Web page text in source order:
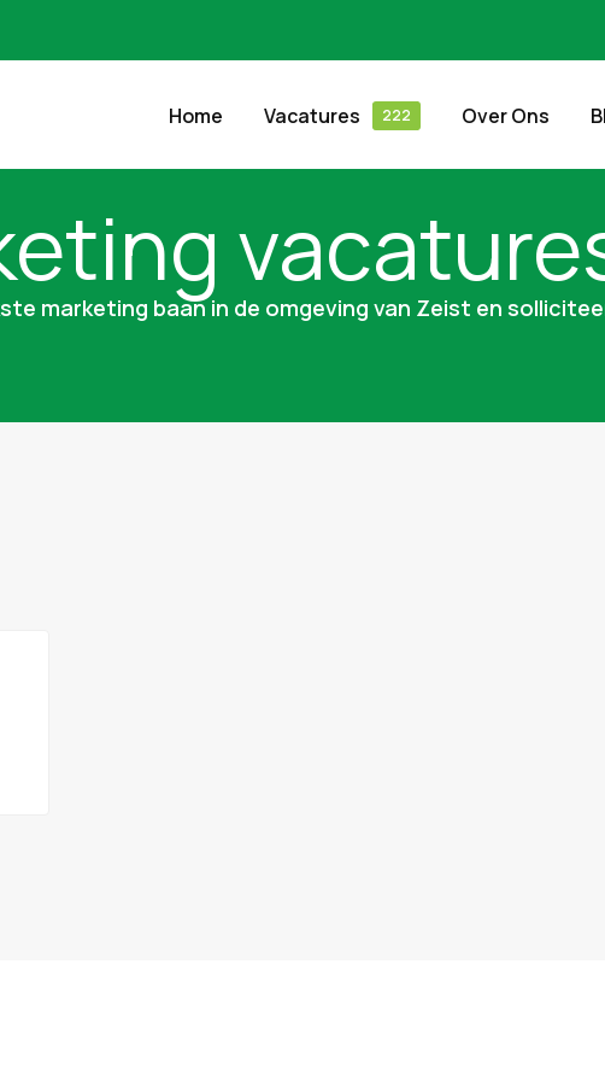
Home Vacatures Over Ons
marketing baan in de omgeving van Zeist en